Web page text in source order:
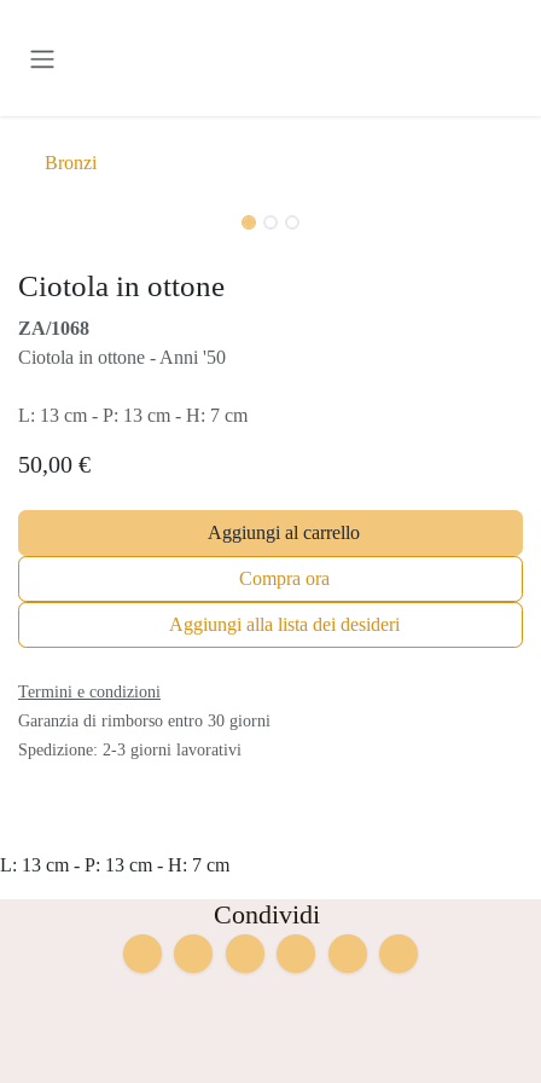
Bronzi
Ciotola in ottone
ZA/1068
Ciotola in ottone - Anni '50
L: 13 cm - P: 13 cm - H: 7 cm
50,00 €
Aggiungi al carrello
Compra ora
Aggiungi alla lista dei desideri
Termini e condizioni
Garanzia di rimborso entro 30 giorni
Spedizione: 2-3 giorni lavorativi
L: 13 cm - P: 13 cm - H: 7 cm
Condividi